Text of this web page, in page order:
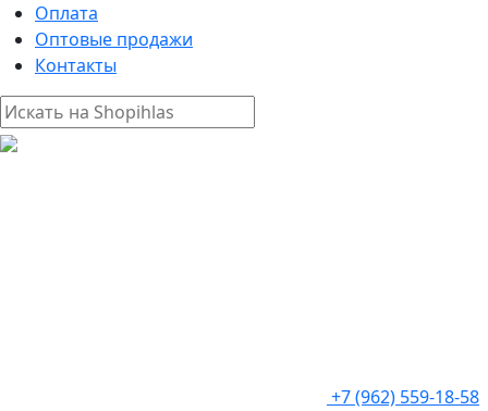
Оплата
Оптовые продажи
Контакты
+7 (962) 559-18-58